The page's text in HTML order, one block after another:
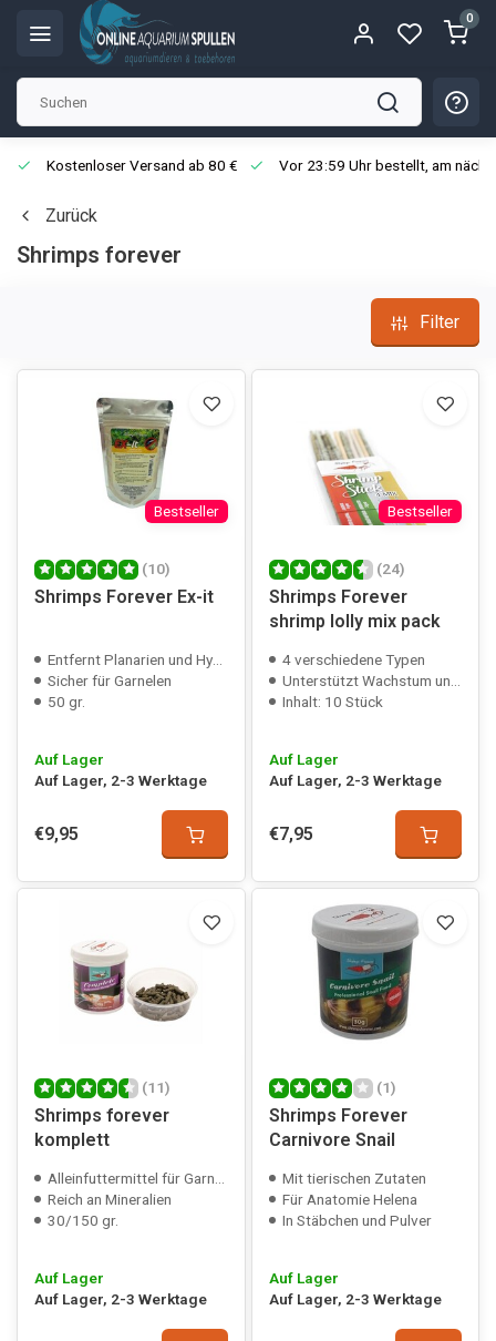
0
am nächsten Werktag versandt Lieferung aus eigenem Lager
Zurück
Shrimps forever
Filter
Bestseller
(10)
Shrimps Forever Ex-it
Entfernt Planarien und Hydra
Sicher für Garnelen
50 gr.
Auf Lager
Auf Lager, 2-3 Werktage
€9,95
Bestseller
(24)
Shrimps Forever
shrimp lolly mix pack
4 verschiedene Typen
Unterstützt Wachstum und Gesundheit
Inhalt: 10 Stück
Auf Lager
Auf Lager, 2-3 Werktage
€7,95
(11)
Shrimps forever
komplett
Alleinfuttermittel für Garnelen
Reich an Mineralien
30/150 gr.
Auf Lager
Auf Lager, 2-3 Werktage
(1)
Shrimps Forever
Carnivore Snail
Mit tierischen Zutaten
Für Anatomie Helena
In Stäbchen und Pulver
Auf Lager
Auf Lager, 2-3 Werktage